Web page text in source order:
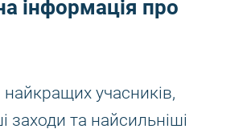
інформація про
учасників,
заходи та найсильніші